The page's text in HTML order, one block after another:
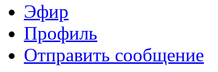
Эфир
Профиль
Отправить сообщение